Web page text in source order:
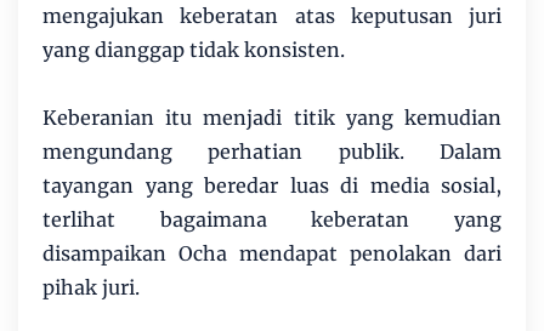
mengajukan keberatan atas keputusan juri
yang dianggap tidak konsisten.
Keberanian itu menjadi titik yang kemudian
mengundang perhatian publik. Dalam
tayangan yang beredar luas di media sosial,
terlihat bagaimana keberatan yang
disampaikan Ocha mendapat penolakan dari
pihak juri.